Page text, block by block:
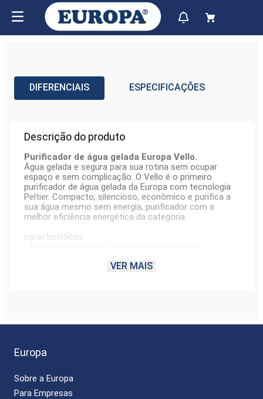
DIFERENCIAIS ESPECIFICAÇÕES
Descrição do produto
Purificador de água gelada Europa Vello.
Água gelada e segura para sua rotina sem ocupar
espaço e sem complicação. O Vello é o primeiro
purificador de água gelada da Europa com tecnologia
Peltier. Compacto, silencioso, econômico e purifica a
sua água mesmo sem energia, purificador com a
melhor eficiência energética da categoria.
características:
- Filtra e purifica a água previamente tratada (por
VER MAIS
Europa
Sobre a Europa
Para Empresas